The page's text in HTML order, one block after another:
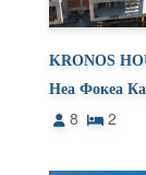
KRONOS
Неа Фокеа
8 2